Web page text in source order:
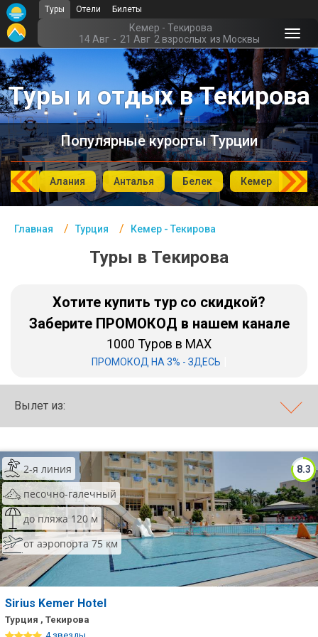
Туры Отели Билеты
Кемер - Текирова
14 Авг - 21 Авг 2 взрослых из Москвы
Туры и отдых в Текирова
Популярные курорты Турции
Алания Анталья Белек Кемер
Главная Турция Кемер - Текирова
Туры в Текирова
Хотите купить тур со скидкой?
Заберите ПРОМОКОД в нашем канале
1000 Туров в MAX
ПРОМОКОД НА 3% - ЗДЕСЬ
Вылет из:
8.3
2-я линия
песочно-галечный
до пляжа 120 м
от аэропорта 75 км
Sirius Kemer Hotel
Турция , Текирова
Главная
Турция- Курорты
Офис г. Москва
Помощь
Подборки отелей
Турция
Таиланд
ОАЭ
Шри Ланка
Хайнань
Северный Гоа
Южный Гоа
Занзибар
Абхазия
Большой Сочи
Кав Мин Воды
Экскурсионные туры
VIP отели 5 звезд